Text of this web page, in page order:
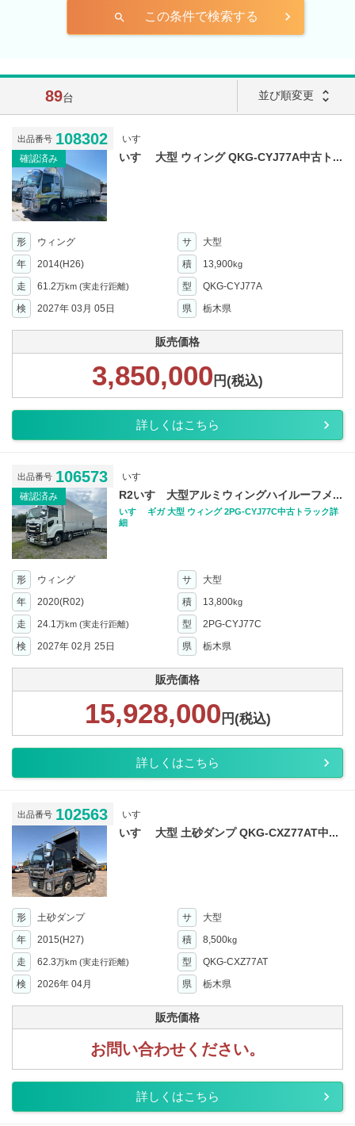
search この条件で検索する
89台 並び順変更 unfold_more
出品番号 108302
いすゞ
確認済み
いすゞ 大型 ウィング QKG-CYJ77A中古ト...
形 ウィング サ
大型
年
2014(H26) 積 13,900kg
走 61.2万km (実走行距離) 型
QKG-CYJ77A
検
2027年 03月 05日 県 栃木県
販売価格
3,850,000 円(税込)
詳しくはこちら
出品番号 106573
いすゞ
確認済み
R2いすゞ大型アルミウィングハイルーフメ...
いすゞ ギガ 大型 ウィング 2PG-CYJ77C中古トラック詳
細
形 ウィング サ
大型
年
2020(R02) 積 13,800kg
走 24.1万km (実走行距離) 型
2PG-CYJ77C
検
2027年 02月 25日 県 栃木県
販売価格
15,928,000 円(税込)
詳しくはこちら
出品番号 102563 いすゞ
いすゞ 大型 土砂ダンプ QKG-CXZ77AT中...
形 土砂ダンプ サ
大型
年
2015(H27) 積 8,500kg
走 62.3万km (実走行距離) 型
QKG-CXZ77AT
検
2026年 04月 県 栃木県
販売価格
お問い合わせください。
詳しくはこちら